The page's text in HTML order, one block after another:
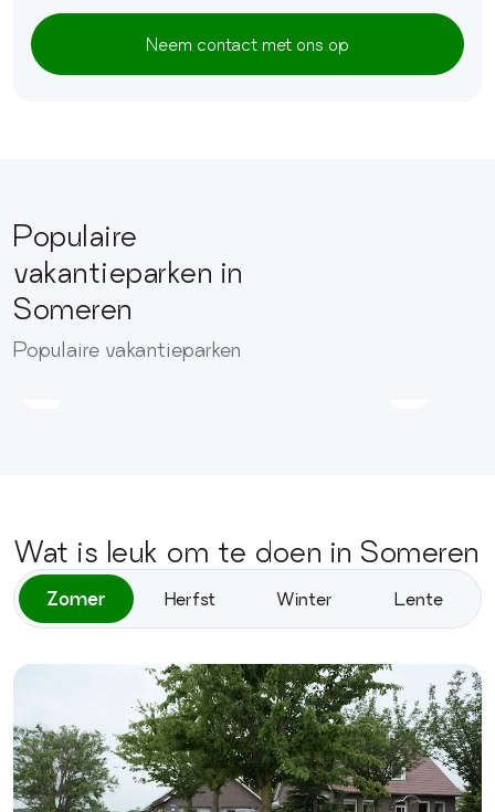
Neem contact met ons op
Populaire
vakantieparken in
Someren
Populaire vakantieparken
Recreatiepark
de
Leistert
18.3
Wat is leuk om te doen in Someren
Zomer Herfst Winter Lente